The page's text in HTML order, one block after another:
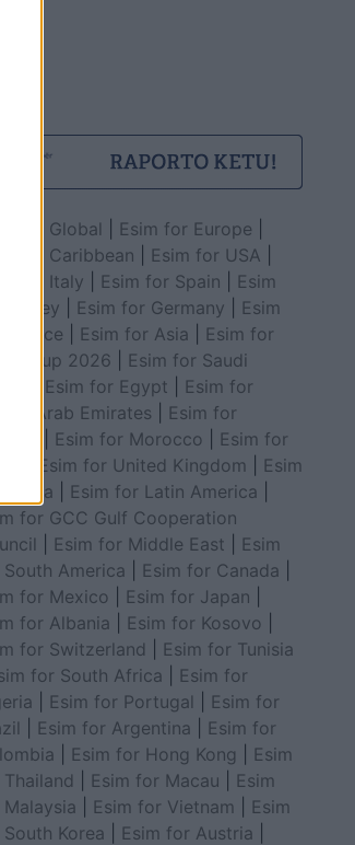
for Global Esim for Europe
for Caribbean
Esim for USA
for Italy
Esim for Spain
Esim
Turkey
Esim for Germany
Esim
Greece
Esim for Asia
Esim for
Cup 2026
Esim for Saudi
Esim for Egypt
Esim for
Arab Emirates
Esim for
Esim for Morocco
Esim for
Esim for United Kingdom
Esim
Africa
Esim for Latin America
for GCC Gulf Cooperation
Esim for Middle East
Esim
America
Esim for Canada
for Mexico
Esim for Japan
for Albania
Esim for Kosovo
for Switzerland
Esim for Tunisia
for South Africa
Esim for
Esim for Portugal
Esim for
Esim for Argentina
Esim for
Esim for Hong Kong
Esim
Esim for Macau
Esim
Esim for Vietnam
Esim
Korea
Esim for Austria